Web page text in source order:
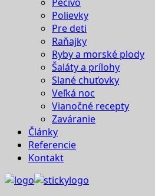
Polievky
Pre deti
Raňajky
Ryby a morské plody
Šaláty a prílohy
Slané chuťovky
Veľká noc
Vianočné recepty
Zaváranie
Články
Referencie
Kontakt